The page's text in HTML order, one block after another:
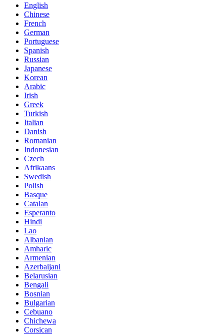
English
Chinese
French
German
Portuguese
Spanish
Russian
Japanese
Korean
Arabic
Irish
Greek
Turkish
Italian
Danish
Romanian
Indonesian
Czech
Afrikaans
Swedish
Polish
Basque
Catalan
Esperanto
Hindi
Lao
Albanian
Amharic
Armenian
Azerbaijani
Belarusian
Bengali
Bosnian
Bulgarian
Cebuano
Chichewa
Corsican